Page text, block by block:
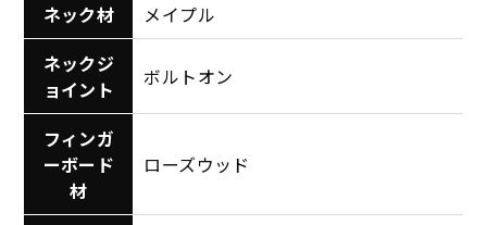
ネック材
メイプル
ネックジ
ョイント
ボルトオン
フィンガ
ーボード
材
ローズウッド